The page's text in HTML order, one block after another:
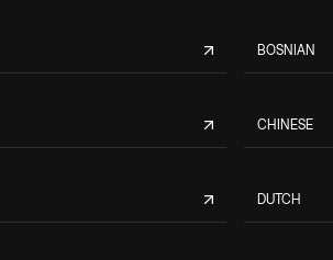
BOSNIAN
CHINESE
DUTCH